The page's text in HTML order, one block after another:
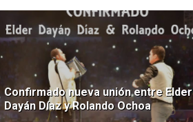
Confirmado nueva unión entre Elder
Dayán Díaz y Rolando Ochoa